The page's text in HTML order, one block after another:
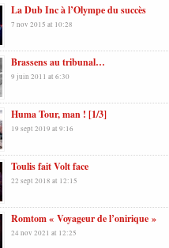
La Dub Inc à l’Olympe du succès
7 nov 2015 at 10:28
Brassens au tribunal…
9 juin 2011 at 6:30
Huma Tour, man ! [1/3]
19 sept 2019 at 9:16
Toulis fait Volt face
22 sept 2018 at 12:15
Romtom « Voyageur de l’onirique »
24 nov 2021 at 12:25